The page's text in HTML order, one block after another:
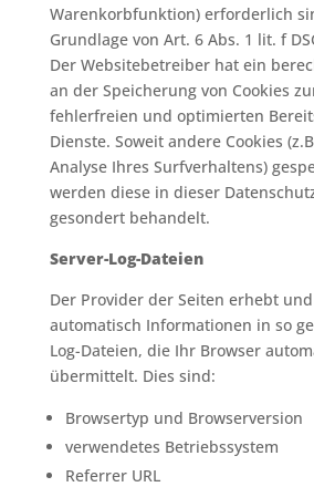
Warenkorbfunktion) erforderlich
Grundlage von Art. 6 Abs. 1 lit. f
Der Websitebetreiber hat ein
an der Speicherung von Cookies
fehlerfreien und optimierten
Dienste. Soweit andere Cookies
Analyse Ihres Surfverhaltens)
werden diese in dieser
gesondert behandelt.
Server-Log-Dateien
Der Provider der Seiten erhebt
automatisch Informationen in so
Log-Dateien, die Ihr Browser
übermittelt. Dies sind:
Browsertyp und Browserversion
verwendetes Betriebssystem
Referrer URL